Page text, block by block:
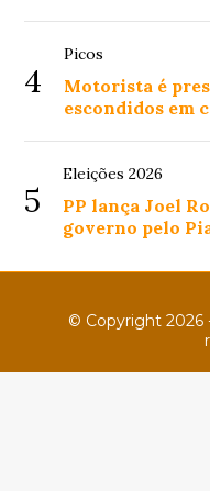
4
Picos
Motorista é
escondidos em
5
Eleições 2026
PP lança Joel
governo pelo
© Copyright 2026